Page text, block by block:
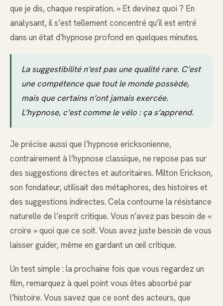
que je dis, chaque respiration. » Et devinez quoi ? En
analysant, il s’est tellement concentré qu’il est entré
dans un état d’hypnose profond en quelques minutes.
La suggestibilité n’est pas une qualité rare. C’est
une compétence que tout le monde possède,
mais que certains n’ont jamais exercée.
L’hypnose, c’est comme le vélo : ça s’apprend.
Je précise aussi que l’hypnose ericksonienne,
contrairement à l’hypnose classique, ne repose pas sur
des suggestions directes et autoritaires. Milton Erickson,
son fondateur, utilisait des métaphores, des histoires et
des suggestions indirectes. Cela contourne la résistance
naturelle de l’esprit critique. Vous n’avez pas besoin de «
croire » quoi que ce soit. Vous avez juste besoin de vous
laisser guider, même en gardant un œil critique.
Un test simple : la prochaine fois que vous regardez un
film, remarquez à quel point vous êtes absorbé par
l’histoire. Vous savez que ce sont des acteurs, que